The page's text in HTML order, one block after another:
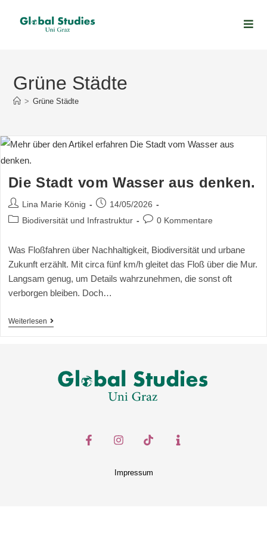
Grüne Städte
> Grüne Städte
Die Stadt vom Wasser aus denken.
Lina Marie König
14/05/2026
Biodiversität und Infrastruktur
0 Kommentare
Was Floßfahren über Nachhaltigkeit, Biodiversität und urbane
Zukunft erzählt. Mit circa fünf km/h gleitet das Floß über die Mur.
Langsam genug, um Details wahrzunehmen, die sonst oft
verborgen bleiben. Doch…
Weiterlesen
Impressum